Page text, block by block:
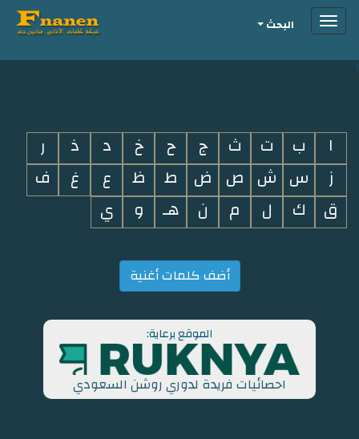
i
Toggleالبحث
ا ب ت ث ج ح خ د ذ
ر
ز
س ش ص ض ط ظ ع غ
ف
ق
ك ل م ن هـ و ي
أضف كلمات أغنية
الموقع برعاية:
احصائيات فريدة لدوري روشن السعودي